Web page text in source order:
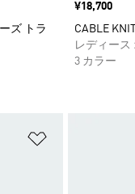
ズ トラ
価格
¥18,700
CABLE
レディース
3 カラー
ほしいものリ